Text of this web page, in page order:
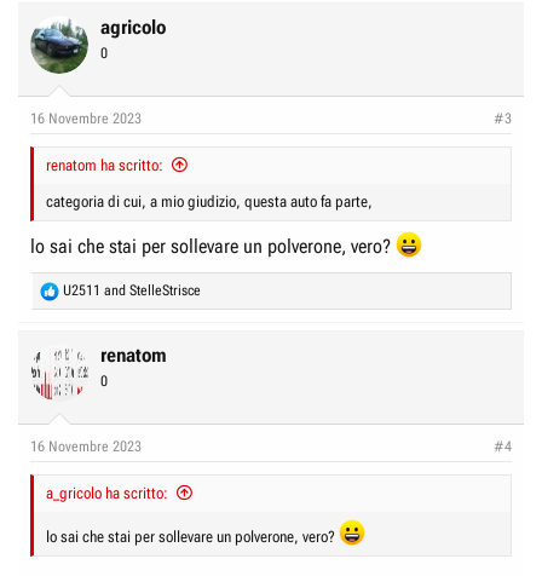
c
t
i
s
agricolo
0
16 Novembre 2023 #3
renatom ha scritto:
categoria di cui, a mio giudizio, questa auto fa parte,
lo sai che stai per sollevare un polverone, vero?
R
e
c
s
U2511 and StelleStrisce
renatom
0
16 Novembre 2023 #4
a_gricolo ha scritto:
lo sai che stai per sollevare un polverone, vero?